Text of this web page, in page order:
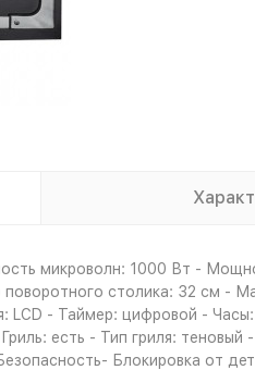
микроволн: 1000 Вт -
столика: 32 см -
LCD - Таймер: цифровой -
есть - Тип гриля:
Блокировка от